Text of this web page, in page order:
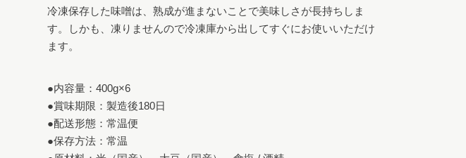
冷凍保存した味噌は、熟成が進まないことで美味しさが長持ちしま
す。しかも、凍りませんので冷凍庫から出してすぐにお使いいただけ
ます。
●内容量：400g×6
●賞味期限：製造後180日
●配送形態：常温便
●保存方法：常温